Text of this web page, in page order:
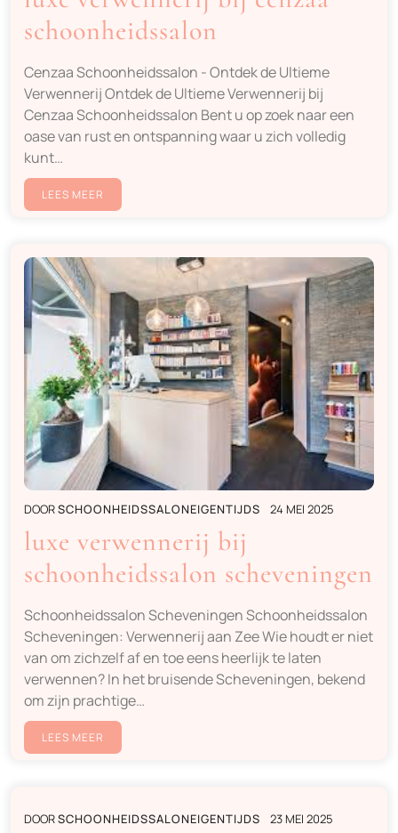
schoonheidssalon
Cenzaa Schoonheidssalon - Ontdek de Ultieme
Verwennerij Ontdek de Ultieme Verwennerij bij
Cenzaa Schoonheidssalon Bent u op zoek naar een
oase van rust en ontspanning waar u zich volledig
kunt…
LEES MEER
DOORSCHOONHEIDSSALONEIGENTIJDS 24 MEI 2025
luxe verwennerij bij
schoonheidssalon scheveningen
Schoonheidssalon Scheveningen Schoonheidssalon
Scheveningen: Verwennerij aan Zee Wie houdt er niet
van om zichzelf af en toe eens heerlijk te laten
verwennen? In het bruisende Scheveningen, bekend
om zijn prachtige…
LEES MEER
DOORSCHOONHEIDSSALONEIGENTIJDS 23 MEI 2025